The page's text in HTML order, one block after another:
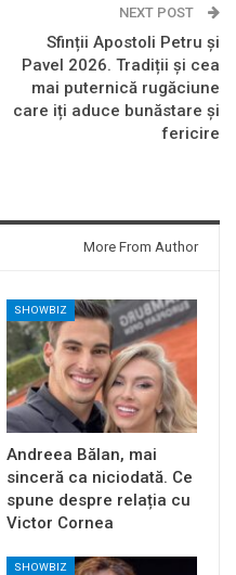
NEXT POST
Sfinții Apostoli Petru și
Pavel 2026. Tradiții și cea
mai puternică rugăciune
care iți aduce bunăstare și
fericire
More From Author
SHOWBIZ
Andreea Bălan, mai
sinceră ca niciodată. Ce
spune despre relația cu
Victor Cornea
SHOWBIZ